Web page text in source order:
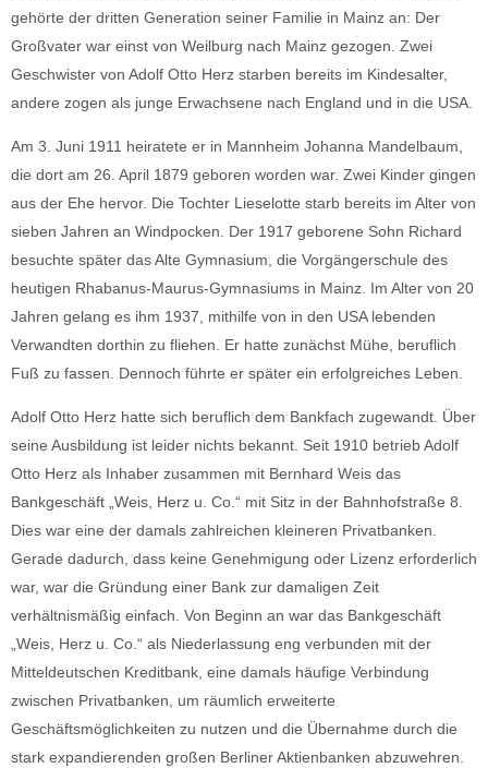
gehörte der dritten Generation seiner Familie in Mainz an: Der
Großvater war einst von Weilburg nach Mainz gezogen. Zwei
Geschwister von Adolf Otto Herz starben bereits im Kindesalter,
andere zogen als junge Erwachsene nach England und in die USA.
Am 3. Juni 1911 heiratete er in Mannheim Johanna Mandelbaum,
die dort am 26. April 1879 geboren worden war. Zwei Kinder gingen
aus der Ehe hervor. Die Tochter Lieselotte starb bereits im Alter von
sieben Jahren an Windpocken. Der 1917 geborene Sohn Richard
besuchte später das Alte Gymnasium, die Vorgängerschule des
heutigen Rhabanus-Maurus-Gymnasiums in Mainz. Im Alter von 20
Jahren gelang es ihm 1937, mithilfe von in den USA lebenden
Verwandten dorthin zu fliehen. Er hatte zunächst Mühe, beruflich
Fuß zu fassen. Dennoch führte er später ein erfolgreiches Leben.
Adolf Otto Herz hatte sich beruflich dem Bankfach zugewandt. Über
seine Ausbildung ist leider nichts bekannt. Seit 1910 betrieb Adolf
Otto Herz als Inhaber zusammen mit Bernhard Weis das
Bankgeschäft „Weis, Herz u. Co.“ mit Sitz in der Bahnhofstraße 8.
Dies war eine der damals zahlreichen kleineren Privatbanken.
Gerade dadurch, dass keine Genehmigung oder Lizenz erforderlich
war, war die Gründung einer Bank zur damaligen Zeit
verhältnismäßig einfach. Von Beginn an war das Bankgeschäft
„Weis, Herz u. Co.“ als Niederlassung eng verbunden mit der
Mitteldeutschen Kreditbank, eine damals häufige Verbindung
zwischen Privatbanken, um räumlich erweiterte
Geschäftsmöglichkeiten zu nutzen und die Übernahme durch die
stark expandierenden großen Berliner Aktienbanken abzuwehren.